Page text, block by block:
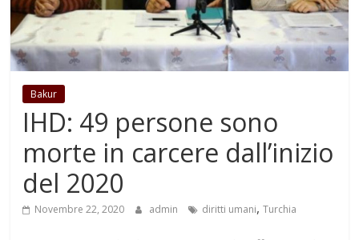
Bakur
IHD: 49 persone sono
morte in carcere dall’inizio
del 2020
Novembre 22, 2020 admin diritti umani,Turchia